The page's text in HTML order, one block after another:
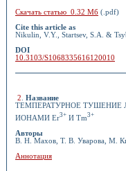
Скачать статью 0.32 Мб (.pdf)
Cite this article as
Nikulin, V.Y., Startsev, S.A. &
DOI
10.3103/S1068335616120010
2
Название
ТЕМПЕРАТУРНОЕ ТУШЕНИЕ
ИОНАМИ Er3+ И Tm3+
Авторы
В. Н. Махов, Т. В. Уварова, М.
Аннотация